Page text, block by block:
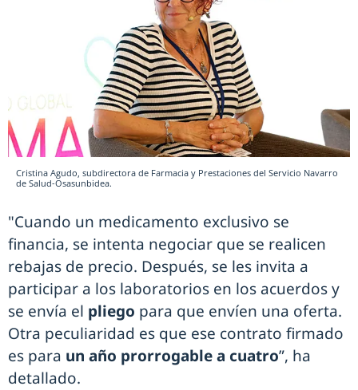
Cristina Agudo, subdirectora de Farmacia y Prestaciones del Servicio Navarro
de Salud-Osasunbidea.
"Cuando un medicamento exclusivo se
financia, se intenta negociar que se realicen
rebajas de precio. Después, se les invita a
participar a los laboratorios en los acuerdos y
se envía el pliego para que envíen una oferta.
Otra peculiaridad es que ese contrato firmado
es para un año prorrogable a cuatro”, ha
detallado.